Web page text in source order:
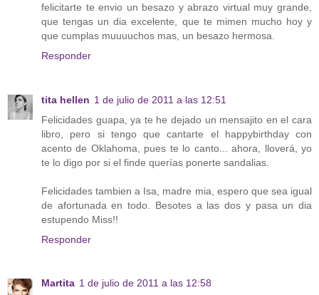
felicitarte te envio un besazo y abrazo virtual muy grande,
que tengas un dia excelente, que te mimen mucho hoy y
que cumplas muuuuchos mas, un besazo hermosa.
Responder
tita hellen 1 de julio de 2011 a las 12:51
Felicidades guapa, ya te he dejado un mensajito en el cara
libro, pero si tengo que cantarte el happybirthday con
acento de Oklahoma, pues te lo canto... ahora, lloverá, yo
te lo digo por si el finde querías ponerte sandalias.
Felicidades tambien a Isa, madre mia, espero que sea igual
de afortunada en todo. Besotes a las dos y pasa un dia
estupendo Miss!!
Responder
Martita 1 de julio de 2011 a las 12:58